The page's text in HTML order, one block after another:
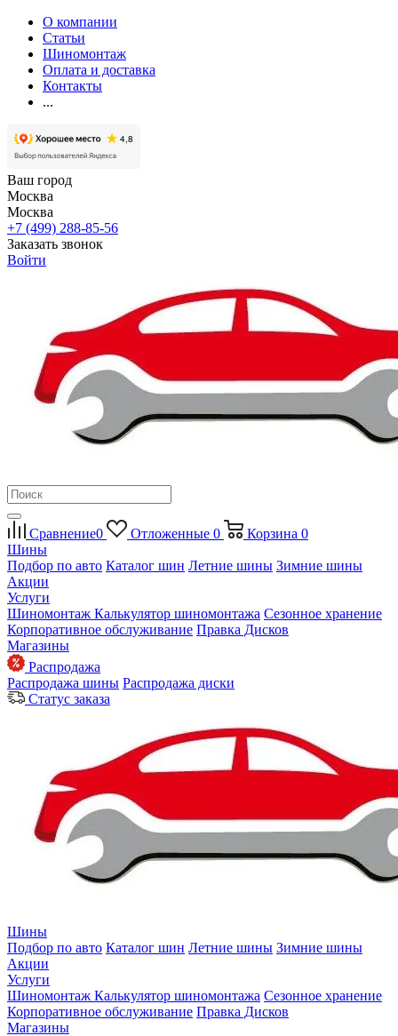
О компании
Статьи
Шиномонтаж
Оплата и доставка
Контакты
...
Ваш город
Москва
Москва
+7 (499) 288-85-56
Заказать звонок
Войти
Сравнение0 Отложенные 0 Корзина 0
Шины
Подбор по авто Каталог шин Летние шины Зимние шины
Акции
Услуги
Шиномонтаж Калькулятор шиномонтажа Сезонное хранение
Корпоративное обслуживание Правка Дисков
Магазины
Распродажа
Распродажа шины Распродажа диски
Статус заказа
Шины
Подбор по авто Каталог шин Летние шины Зимние шины
Акции
Услуги
Шиномонтаж Калькулятор шиномонтажа Сезонное хранение
Корпоративное обслуживание Правка Дисков
Магазины